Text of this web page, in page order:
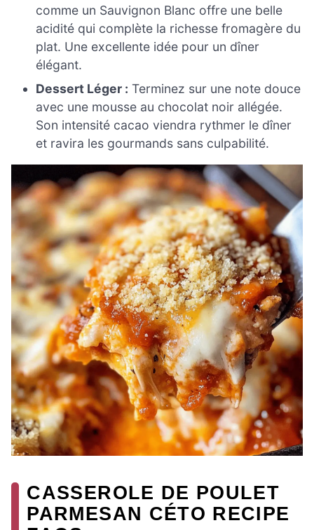
comme un Sauvignon Blanc offre une belle
acidité qui complète la richesse fromagère du
plat. Une excellente idée pour un dîner
élégant.
Dessert Léger : Terminez sur une note douce
avec une mousse au chocolat noir allégée.
Son intensité cacao viendra rythmer le dîner
et ravira les gourmands sans culpabilité.
CASSEROLE DE POULET
PARMESAN CÉTO RECIPE